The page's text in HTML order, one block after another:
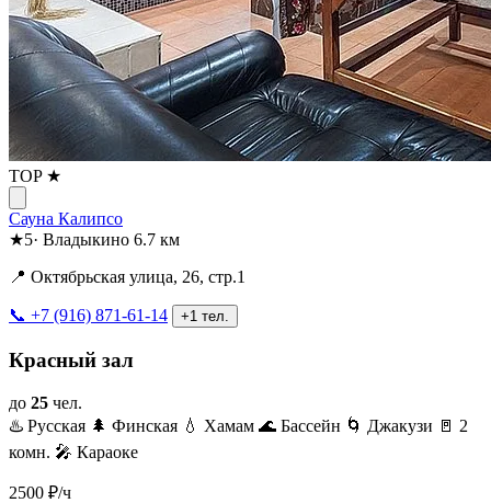
TOP ★
Сауна Калипсо
★5· Владыкино 6.7 км
📍 Октябрьская улица, 26, стр.1
📞 +7 (916) 871-61-14 +1 тел.
Красный зал
до 25 чел.
♨️ Русская 🌲 Финская 💧 Хамам 🌊 Бассейн 🌀 Джакузи 🚪 2
комн. 🎤 Караоке
2500 ₽/ч